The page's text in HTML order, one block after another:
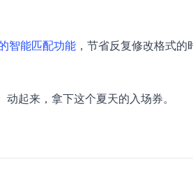
智能匹配功能 ，节省反复修改格式的
起来，拿下这个夏天的入场券。